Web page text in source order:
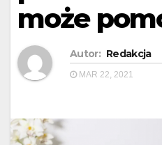
może
Autor: Redakcja
MAR 22, 2021